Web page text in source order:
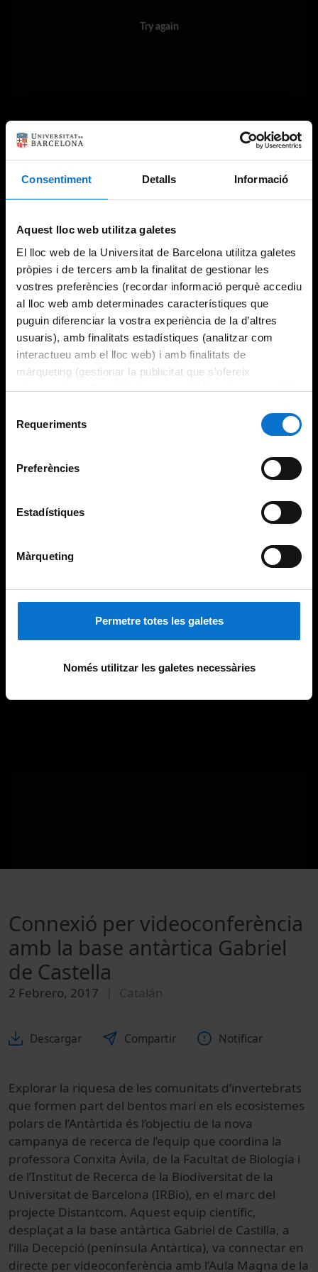
Consentiment Detalls Informació
Aquest lloc web utilitza galetes
El lloc web de la Universitat de Barcelona utilitza galetes
pròpies i de tercers amb la finalitat de gestionar les
vostres preferències (recordar informació perquè accediu
al lloc web amb determinades característiques que
puguin diferenciar la vostra experiència de la d’altres
usuaris), amb finalitats estadístiques (analitzar com
interactueu amb el lloc web) i amb finalitats de
màrqueting (gestionar la publicitat que s’ofereix
adequant-la en funció dels vostres hàbits de navegació).
consultar laPolítica de galetes del lloc web de la
Requeriments
Preferències
Estadístiques
Màrqueting
Permetre totes les galetes
Només utilitzar les galetes necessàries
Try again
Connexió per videoconferència
amb la base antàrtica Gabriel
de Castella
2 Febrero, 2017 Catalán
Descargar Compartir Notificar
Explorar la riquesa de les comunitats d’invertebrats
que formen part del bentos marí en els ecosistemes
polars de l’Antàrtida és l’objectiu de la nova
campanya de recerca de l’equip que coordina la
professora Conxita Àvila, de la Facultat de Biologia i
de l’Institut de Recerca de la Biodiversitat de la
Universitat de Barcelona (IRBio), en el marc del
projecte Distantcom. Aquest equip científic,
desplaçat a la base antàrtica Gabriel de Castilla, a
l’illa Decepció (península Antàrtica), va connectar en
directe per videoconferència amb l’Aula Magna de la